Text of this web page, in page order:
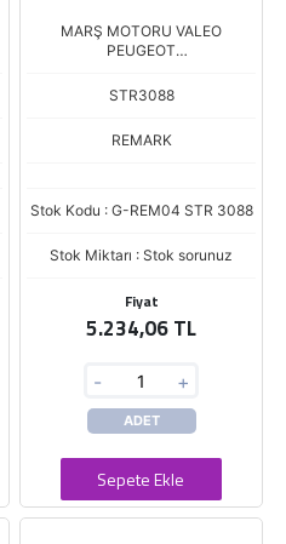
MARŞ MOTORU VALEO
PEUGEOT
STR3088
REMARK
Stok Kodu : G-REM04 STR 3088
Stok Miktarı : Stok sorunuz
Fiyat
5.234,06 TL
- +
ADET
Sepete Ekle